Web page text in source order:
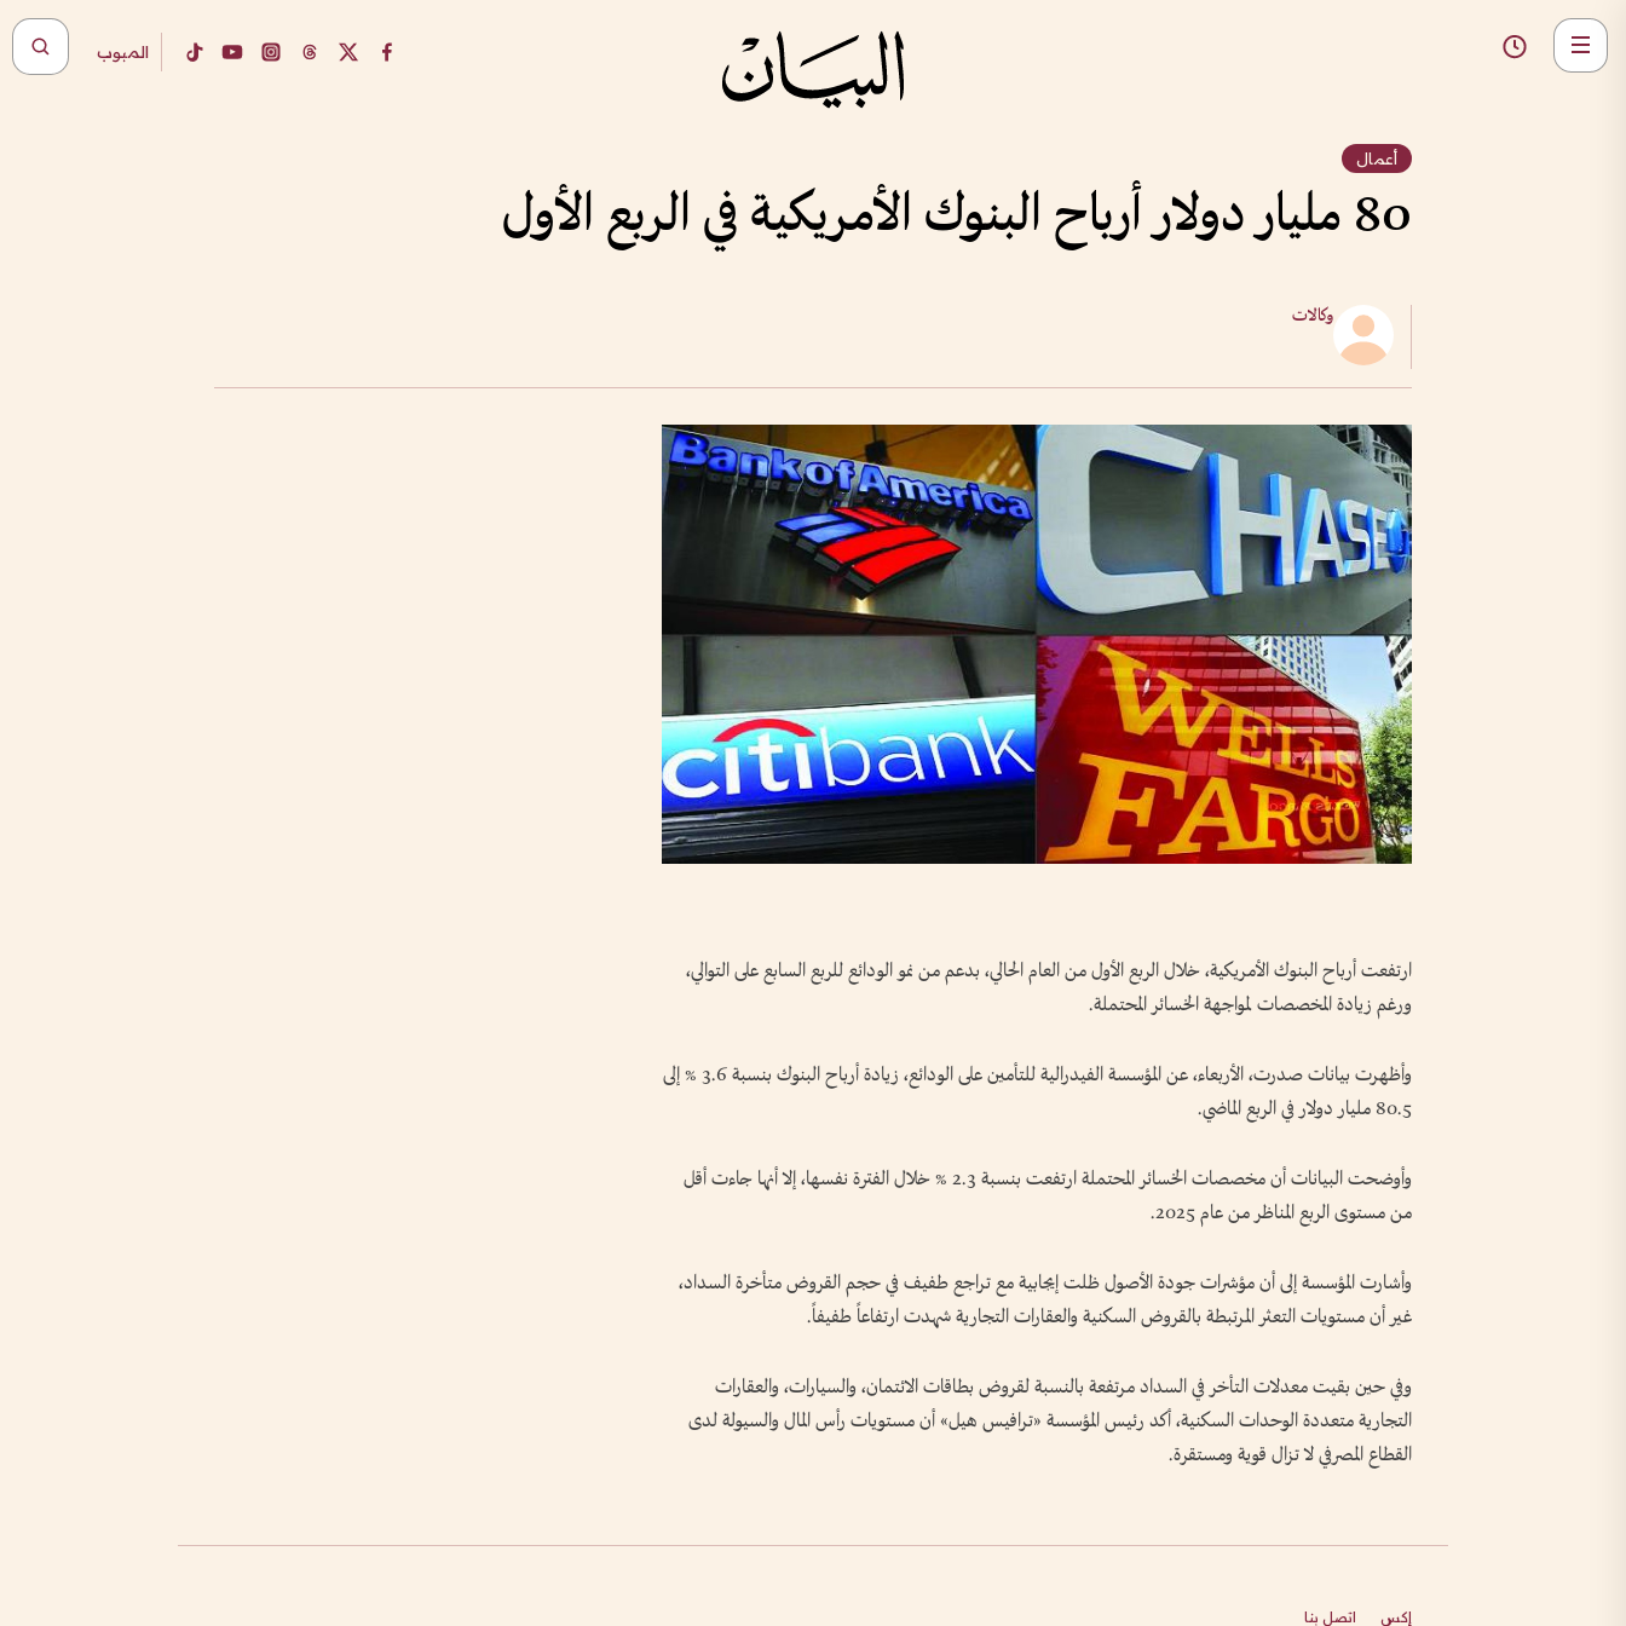
المبوب
أعمال
80 مليار دولار أرباح البنوك الأمريكية في الربع الأول
وكالات
ارتفعت أرباح البنوك الأمريكية، خلال الربع الأول من العام الحالي، بدعم من نمو الودائع للربع السابع على التوالي،
ورغم زيادة المخصصات لمواجهة الخسائر المحتملة.
وأظهرت بيانات صدرت، الأربعاء، عن المؤسسة الفيدرالية للتأمين على الودائع، زيادة أرباح البنوك بنسبة 3.6 % إلى
80.5 مليار دولار في الربع الماضي.
وأوضحت البيانات أن مخصصات الخسائر المحتملة ارتفعت بنسبة 2.3 % خلال الفترة نفسها، إلا أنها جاءت أقل
من مستوى الربع المناظر من عام 2025.
وأشارت المؤسسة إلى أن مؤشرات جودة الأصول ظلت إيجابية مع تراجع طفيف في حجم القروض متأخرة السداد،
غير أن مستويات التعثر المرتبطة بالقروض السكنية والعقارات التجارية شهدت ارتفاعاً طفيفاً.
وفي حين بقيت معدلات التأخر في السداد مرتفعة بالنسبة لقروض بطاقات الائتمان، والسيارات، والعقارات
التجارية متعددة الوحدات السكنية، أكد رئيس المؤسسة «ترافيس هيل» أن مستويات رأس المال والسيولة لدى
القطاع المصرفي لا تزال قوية ومستقرة.
إكس اتصل بنا